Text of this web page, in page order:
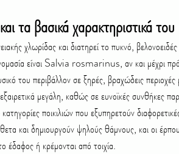
τα βασικά χαρακτηριστικά του
είναι Salvia rosmarinus, αν και μέχρι
περιβάλλον σε ξηρές, βραχώδεις περιοχές
μεγάλη, καθώς σε ευνοϊκές συνθήκες
ποικιλιών που εξυπηρετούν
και δημιουργούν ψηλούς θάμνους, και οι
έδαφος ή κρέμονται από τοιχία.